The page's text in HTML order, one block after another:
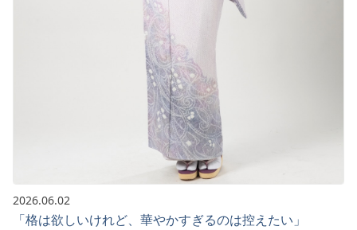
2026.06.02
「格は欲しいけれど、華やかすぎるのは控えたい」